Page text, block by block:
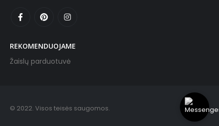
REKOMENDUOJAME
Žaislų parduotuvė
© 2022. Visos teisės saugomos.